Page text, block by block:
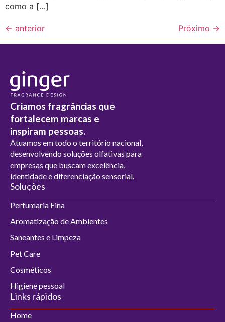
como a […]
← anterior Próximo →
Criamos fragrâncias que
fortalecem marcas e
inspiram pessoas.
Atuamos em todo o território nacional,
desenvolvendo soluções olfativas para
empresas que buscam excelência,
identidade e diferenciação sensorial.
Soluções
Perfumaria Fina
Aromatização de Ambientes
Saneantes e Limpeza
Pet Care
Cosméticos
Higiene pessoal
Links rápidos
Home